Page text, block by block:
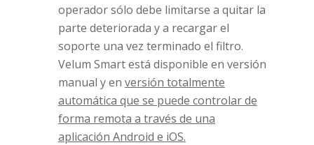
operador sólo debe limitarse a quitar la
parte deteriorada y a recargar el
soporte una vez terminado el filtro.
Velum Smart está disponible en versión
manual y en versión totalmente
automática que se puede controlar de
forma remota a través de una
aplicación Android e iOS.